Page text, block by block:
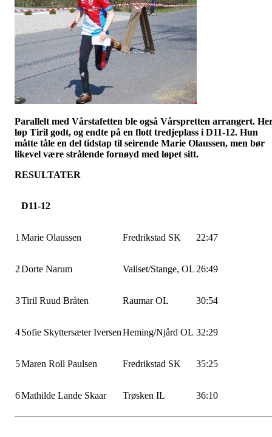
Parallelt med Vårstafetten ble også Vårspretten arrangert.
løp Tiril godt, og endte på en flott tredjeplass i D11-12. Hun
måtte tåle en del tidstap til seirende Marie Olaussen, men bør
likevel være strålende fornøyd med løpet sitt.
RESULTATER
D11-12
1 Marie Olaussen Fredrikstad SK 22:47
2Dorte Narum Vallset/Stange, OL 26:49
3Tiril Ruud Bråten Raumar OL 30:54
4Sofie Skyttersæter IversenHeming/Njård OL 32:29
5Maren Roll Paulsen Fredrikstad SK 35:25
6Mathilde Lande Skaar Trøsken IL 36:10